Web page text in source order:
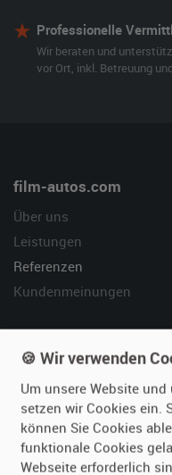
Professionelle
Wir beraten und
vor Ort, inkl. Betreuung
film-autos.com
Über uns
Leistungen
Referenzen
Kundenmeinungen
Oldtimer anmelden
Fotos senden
Fragen für Vermieter
Inserat verwalten
🍪 Wir verwenden
Um unsere Website
setzen wir Cookies ein.
können Sie Cookies
funktionale Cookies
Webseite erforderlich